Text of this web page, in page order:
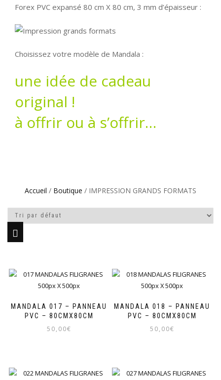
Forex PVC expansé 80 cm X 80 cm, 3 mm d’épaisseur :
Choisissez votre modèle de Mandala :
une idée de cadeau
original !
à offrir ou à s’offrir…
Accueil / Boutique / IMPRESSION GRANDS FORMATS
MANDALA 017 – PANNEAU
PVC – 80CMX80CM
50,00€
MANDALA 018 – PANNEAU
PVC – 80CMX80CM
50,00€